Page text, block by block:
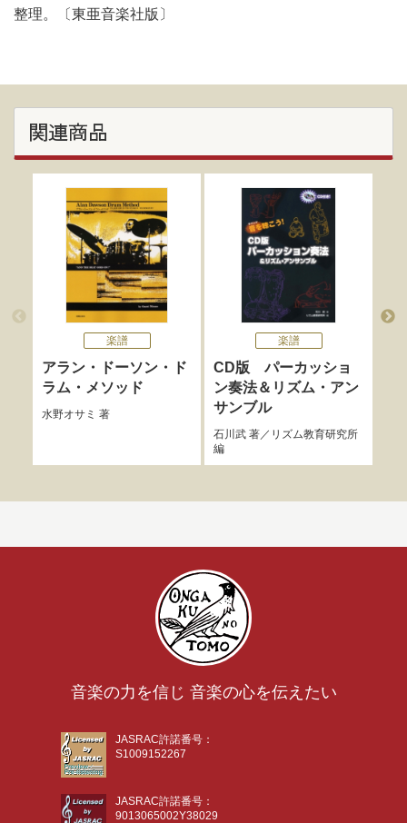
整理。〔東亜音楽社版〕
関連商品
楽譜
アラン・ドーソン・ド
ラム・メソッド
水野オサミ 著
楽譜
CD版 パーカッショ
ン奏法＆リズム・アン
サンブル
石川武著／ リズム教育研究所
編
音楽の力を信じ 音楽の心を伝えたい
JASRAC許諾番号：
S1009152267
JASRAC許諾番号：
9013065002Y38029